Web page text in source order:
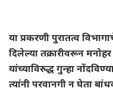
या प्रकरणी पुरातत्व
दिलेल्या तक्रारीवरून
यांच्याविरुद्ध गुन्हा
त्यांनी परवानगी न घेता